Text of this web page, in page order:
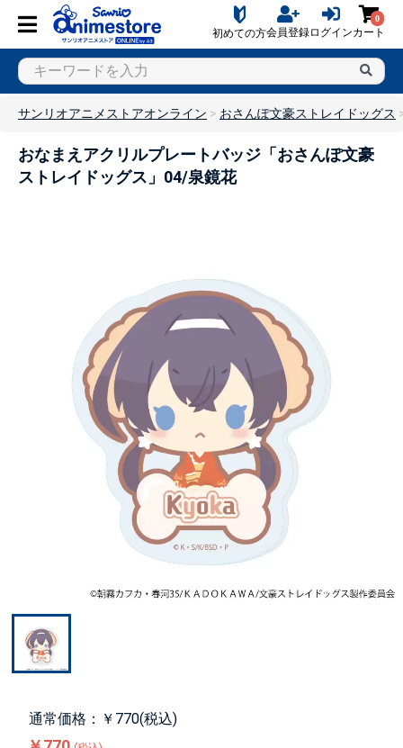
初めての方会員登録ログイン
0
カート
サンリオアニメストアオンライン おさんぽ文豪ストレイドッグス
おなまえアクリルプレートバッジ「おさんぽ文豪
ストレイドッグス」04/泉鏡花
通常価格：￥770(税込)